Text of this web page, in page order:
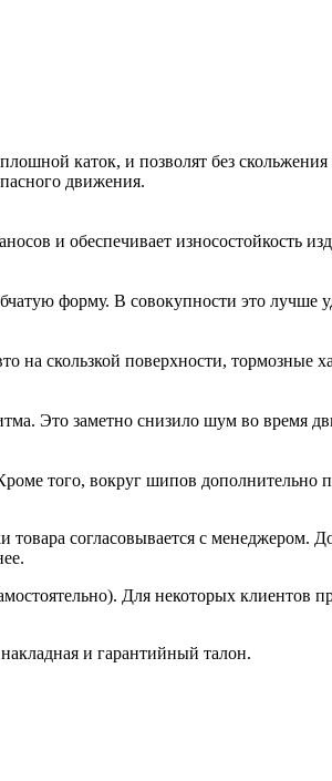
каток, и позволят без
движения.
и обеспечивает износостойкость
форму. В совокупности это
на скользкой поверхности, тормозные
Это заметно снизило шум во время
того, вокруг шипов дополнительно
согласовывается с менеджером.
Для некоторых клиентов
и гарантийный талон.